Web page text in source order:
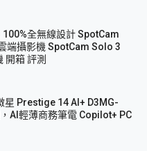
全無線設計 SpotCam
端攝影機 SpotCam Solo 3
開箱 評測
星 Prestige 14 AI+ D3MG-
AI輕薄商務筆電 Copilot+ PC